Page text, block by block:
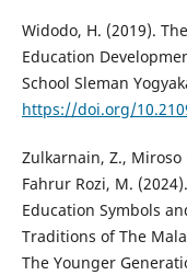
Widodo, H. (2019).
Education
School Sleman
https://doi.org/
Zulkarnain, Z., Miroso
Fahrur Rozi, M.
Education Symbols
Traditions of The
The Younger